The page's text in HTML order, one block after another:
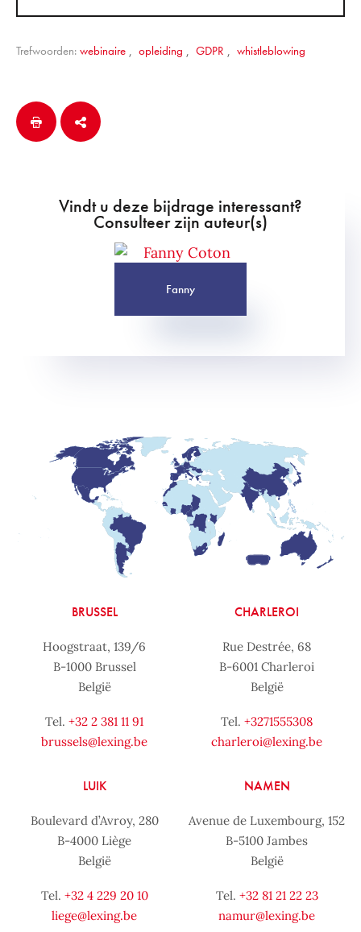
Trefwoorden: webinaire , opleiding , GDPR , whistleblowing
Vindt u deze bijdrage interessant?
Consulteer zijn auteur(s)
Fanny
BRUSSEL
Hoogstraat, 139/6
B-1000 Brussel
België
Tel. +32 2 381 11 91
brussels@lexing.be
CHARLEROI
Rue Destrée, 68
B-6001 Charleroi
België
Tel. +3271555308
charleroi@lexing.be
LUIK
Boulevard d’Avroy, 280
B-4000 Liège
België
Tel. +32 4 229 20 10
liege@lexing.be
NAMEN
Avenue de Luxembourg, 152
B-5100 Jambes
België
Tel. +32 81 21 22 23
namur@lexing.be